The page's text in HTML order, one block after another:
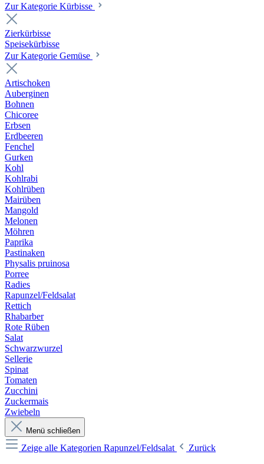
Zur Kategorie Kürbisse
Zierkürbisse
Speisekürbisse
Zur Kategorie Gemüse
Artischoken
Auberginen
Bohnen
Chicoree
Erbsen
Erdbeeren
Fenchel
Gurken
Kohl
Kohlrabi
Kohlrüben
Mairüben
Mangold
Melonen
Möhren
Paprika
Pastinaken
Physalis pruinosa
Porree
Radies
Rapunzel/Feldsalat
Rettich
Rhabarber
Rote Rüben
Salat
Schwarzwurzel
Sellerie
Spinat
Tomaten
Zucchini
Zuckermais
Zwiebeln
Menü schließen
Zeige alle Kategorien Rapunzel/Feldsalat
Zurück